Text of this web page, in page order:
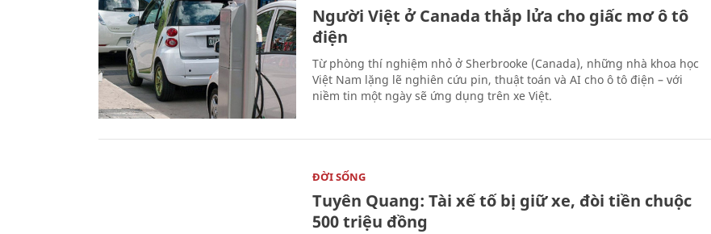
Người Việt ở Canada thắp lửa cho giấc mơ ô tô
điện
Từ phòng thí nghiệm nhỏ ở Sherbrooke (Canada), những nhà khoa học
Việt Nam lặng lẽ nghiên cứu pin, thuật toán và AI cho ô tô điện – với
niềm tin một ngày sẽ ứng dụng trên xe Việt.
ĐỜI SỐNG
Tuyên Quang: Tài xế tố bị giữ xe, đòi tiền chuộc
500 triệu đồng